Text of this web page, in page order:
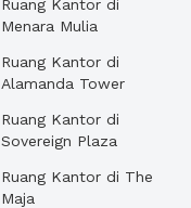
Ruang Kantor di
Menara Mulia
Ruang Kantor di
Alamanda Tower
Ruang Kantor di
Sovereign Plaza
Ruang Kantor di The
Maja